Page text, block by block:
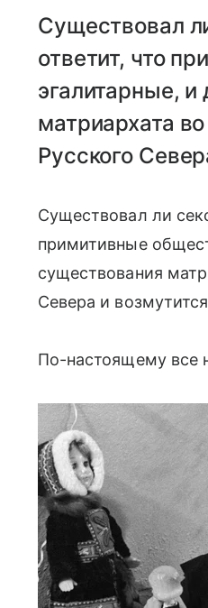
Существовал
ответит, что
эгалитарные,
матриархата
Русского
Существовал ли
примитивные
существования
Севера и
По-настоящему все